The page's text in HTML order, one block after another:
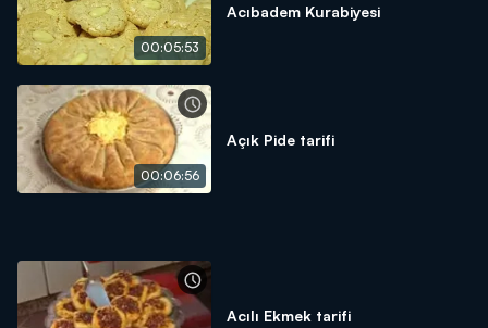
00:05:53
Acıbadem Kurabiyesi
00:06:56
Açık Pide tarifi
Acılı Ekmek tarifi